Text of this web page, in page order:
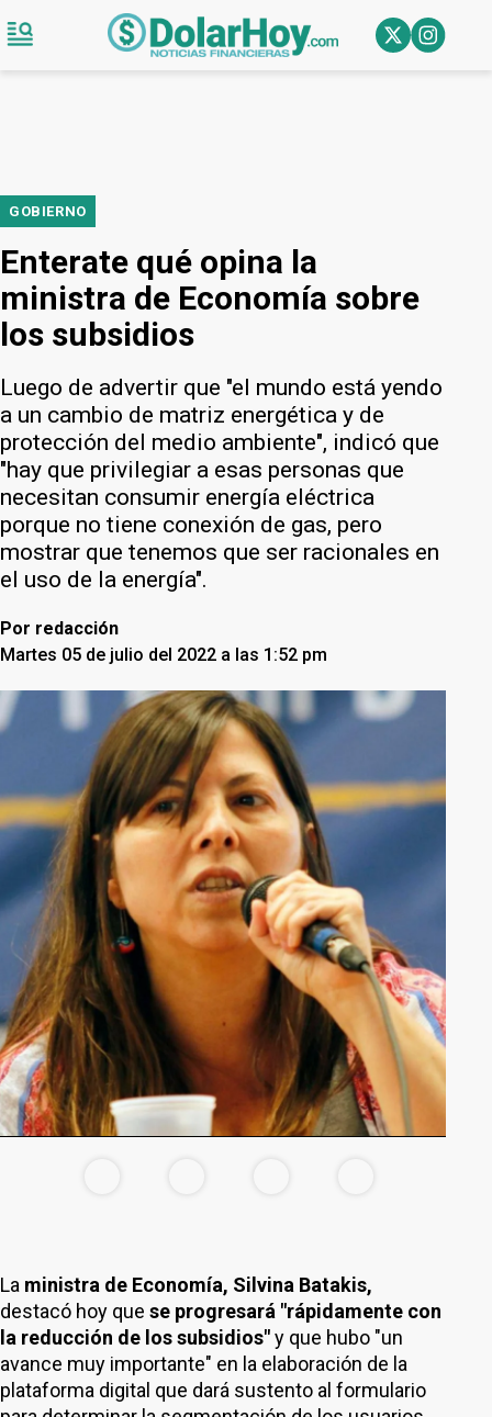
GOBIERNO
Enterate qué opina la
ministra de Economía sobre
los subsidios
Luego de advertir que "el mundo está yendo
a un cambio de matriz energética y de
protección del medio ambiente", indicó que
"hay que privilegiar a esas personas que
necesitan consumir energía eléctrica
porque no tiene conexión de gas, pero
mostrar que tenemos que ser racionales en
el uso de la energía".
Por redacción
Martes 05 de julio del 2022 a las 1:52 pm
La ministra de Economía, Silvina Batakis,
destacó hoy que se progresará "rápidamente con
la reducción de los subsidios"y que hubo "un
avance muy importante" en la elaboración de la
plataforma digital que dará sustento al formulario